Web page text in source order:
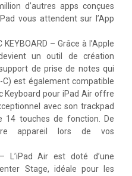
d’autres apps conçues
vous attendent sur l’App
KEYBOARD – Grâce à l’Apple
un outil de création
de prise de notes qui
C) est également compatible
Keyboard pour iPad Air offre
avec son trackpad
14 touches de fonction. De
appareil lors de vos
– L’iPad Air est doté d’une
Stage, idéale pour les